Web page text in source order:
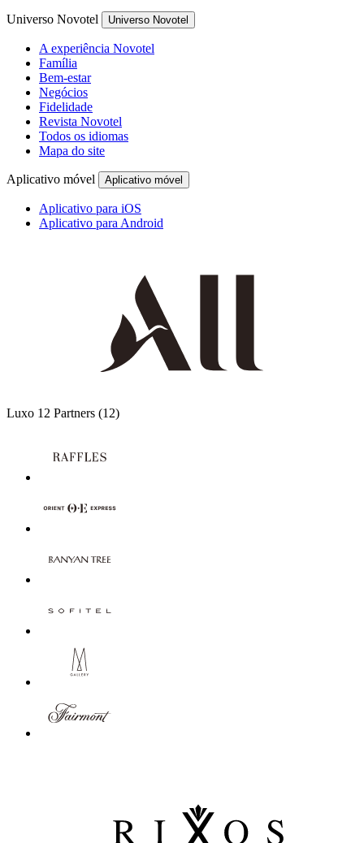
Universo Novotel Universo Novotel
A experiência Novotel
Família
Bem-estar
Negócios
Fidelidade
Revista Novotel
Todos os idiomas
Mapa do site
Aplicativo móvel Aplicativo móvel
Aplicativo para iOS
Aplicativo para Android
Luxo 12 Partners (12)